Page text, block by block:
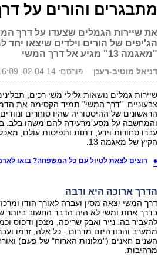
מתבגרים והורים על
את שיירות הגמלים שצעדו על דרך
הג'יפים של הורים וילדים שיצאו
"מאגמה 13" מגיע אל דרך המשי
דניאל מוטיב-רענן פורסם: 02.04.14, 16:09
שיירות גמלים נושאות גלילי משי רכים,
צבעוניים. "דרך המשי" תמיד הקסימה את
הראשונים של ההיסטוריה שהיו סוחרים
והמחשבה על מסע מרעידה להם משהו בלב.
עברו סחורות וידע, דתות ותפיסות עולם,
הקיץ של מאגמה 13.
רוצים לצאת לטיול עם כל המשפחה? בואו
הדרך ארוכה היא ורבה
דרך המשי יצאה מסין ועברה לאורך הודו
בדרך אחת ומשי לא היה הדבר החשוב ביותר
להעביר בה: נייר ואבק שריפה, מצפן ודפוס
ממערב והבודהיזם מדרום - כל אלה, זרמו
השנים חאנים ("מלונות הארוח" של פעם)
מרהיבות.